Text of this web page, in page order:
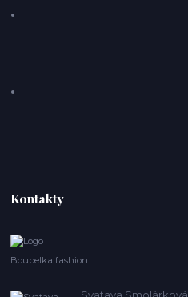
Kontakty
Boubelka fashion
Svatava Smolárková